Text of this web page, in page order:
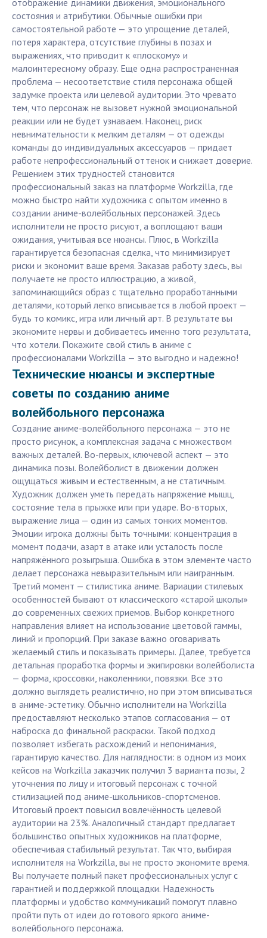
отображение динамики движения, эмоционального
состояния и атрибутики. Обычные ошибки при
самостоятельной работе — это упрощение деталей,
потеря характера, отсутствие глубины в позах и
выражениях, что приводит к «плоскому» и
малоинтересному образу. Еще одна распространенная
проблема — несоответствие стиля персонажа общей
задумке проекта или целевой аудитории. Это чревато
тем, что персонаж не вызовет нужной эмоциональной
реакции или не будет узнаваем. Наконец, риск
невнимательности к мелким деталям — от одежды
команды до индивидуальных аксессуаров — придает
работе непрофессиональный оттенок и снижает доверие.
Решением этих трудностей становится
профессиональный заказ на платформе Workzilla, где
можно быстро найти художника с опытом именно в
создании аниме-волейбольных персонажей. Здесь
исполнители не просто рисуют, а воплощают ваши
ожидания, учитывая все нюансы. Плюс, в Workzilla
гарантируется безопасная сделка, что минимизирует
риски и экономит ваше время. Заказав работу здесь, вы
получаете не просто иллюстрацию, а живой,
запоминающийся образ с тщательно проработанными
деталями, который легко вписывается в любой проект —
будь то комикс, игра или личный арт. В результате вы
экономите нервы и добиваетесь именно того результата,
что хотели. Покажите свой стиль в аниме с
профессионалами Workzilla — это выгодно и надежно!
Технические нюансы и экспертные
советы по созданию аниме
волейбольного персонажа
Создание аниме-волейбольного персонажа — это не
просто рисунок, а комплексная задача с множеством
важных деталей. Во-первых, ключевой аспект — это
динамика позы. Волейболист в движении должен
ощущаться живым и естественным, а не статичным.
Художник должен уметь передать напряжение мышц,
состояние тела в прыжке или при ударе. Во-вторых,
выражение лица — один из самых тонких моментов.
Эмоции игрока должны быть точными: концентрация в
момент подачи, азарт в атаке или усталость после
напряжённого розыгрыша. Ошибка в этом элементе часто
делает персонажа невыразительным или наигранным.
Третий момент — стилистика аниме. Вариации стилевых
особенностей бывают от классического «старой школы»
до современных свежих приемов. Выбор конкретного
направления влияет на использование цветовой гаммы,
линий и пропорций. При заказе важно оговаривать
желаемый стиль и показывать примеры. Далее, требуется
детальная проработка формы и экипировки волейболиста
— форма, кроссовки, наколенники, повязки. Все это
должно выглядеть реалистично, но при этом вписываться
в аниме-эстетику. Обычно исполнители на Workzilla
предоставляют несколько этапов согласования — от
наброска до финальной раскраски. Такой подход
позволяет избегать расхождений и непонимания,
гарантирую качество. Для наглядности: в одном из моих
кейсов на Workzilla заказчик получил 3 варианта позы, 2
уточнения по лицу и итоговый персонаж с точной
стилизацией под аниме-школьников-спортсменов.
Итоговый проект повысил вовлечённость целевой
аудитории на 23%. Аналогичный стандарт предлагает
большинство опытных художников на платформе,
обеспечивая стабильный результат. Так что, выбирая
исполнителя на Workzilla, вы не просто экономите время.
Вы получаете полный пакет профессиональных услуг с
гарантией и поддержкой площадки. Надежность
платформы и удобство коммуникаций помогут плавно
пройти путь от идеи до готового яркого аниме-
волейбольного персонажа.